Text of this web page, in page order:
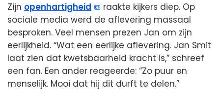
Zijn openhartigheid
raakte kijkers diep. Op
sociale media werd de aflevering massaal
besproken. Veel mensen prezen Jan om zijn
eerlijkheid. “Wat een eerlijke aflevering. Jan Smit
laat zien dat kwetsbaarheid kracht is,” schreef
een fan. Een ander reageerde: “Zo puur en
menselijk. Mooi dat hij dit durft te delen.”